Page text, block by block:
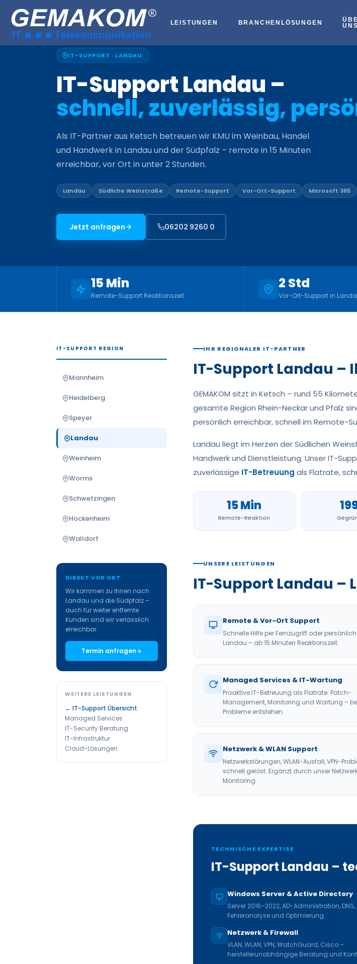
Inhalt
springen
LEISTUNGEN BRANCHENLÖSUNGEN
UNS
IT-SUPPORT · LANDAU
IT-Support Landau –
schnell, zuverlässig,
Als IT-Partner aus Ketsch betreuen wir KMU im Weinbau, Handel
und Handwerk in Landau und der Südpfalz – remote in 15 Minuten
erreichbar, vor Ort in unter 2 Stunden.
Landau Südliche Weinstraße Remote-Support Vor-Ort-Support Microsoft 365
Jetzt anfragen 06202 9260 0
15 Min
Remote-Support Reaktionszeit
2 Std
Vor-Ort-Support in
IT-SUPPORT REGION
Mannheim
Heidelberg
Speyer
Landau
Weinheim
Worms
Schwetzingen
Hockenheim
Walldorf
DIREKT VOR ORT
Wir kommen zu Ihnen nach
Landau und die Südpfalz –
auch für weiter entfernte
Kunden sind wir verlässlich
erreichbar.
Termin anfragen
WEITERE LEISTUNGEN
← IT-Support Übersicht
Managed Services
IT-Security Beratung
IT-Infrastruktur
Cloud-Lösungen
IHR REGIONALER IT-PARTNER
IT-Support Landau –
GEMAKOM sitzt in Ketsch – rund 55
gesamte Region Rhein-Neckar und Pfalz
persönlich erreichbar, schnell im Remote-
Landau liegt im Herzen der Südlichen
Handwerk und Dienstleistung. Unser IT-
zuverlässige IT-Betreuung als Flatrate,
15 Min
Remote-Reaktion
UNSERE LEISTUNGEN
IT-Support Landau –
Remote & Vor-Ort Support
Schnelle Hilfe per Fernzugriff oder
Landau – ab 15 Minuten Reaktionszeit.
Managed Services & IT-Wartung
Proaktive IT-Betreuung als Flatrate: Patch-
Management, Monitoring und Wartung –
Probleme entstehen.
Netzwerk & WLAN Support
Netzwerkstörungen, WLAN-Ausfall, VPN-
schnell gelöst. Ergänzt durch unser
Monitoring.
TECHNISCHE EXPERTISE
IT-Support Landau –
Windows Server & Active Directory
Server 2016–2022, AD-Administration, DNS,
Fehleranalyse und Optimierung.
Netzwerk & Firewall
VLAN, WLAN, VPN, WatchGuard, Cisco –
herstellerunabhängige Beratung und